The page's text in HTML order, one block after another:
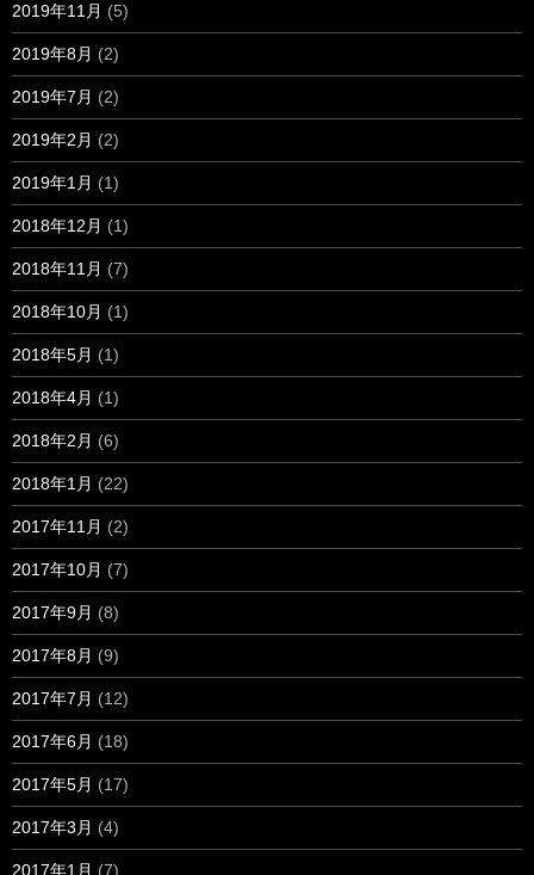
2019年11月 (5)
2019年8月 (2)
2019年7月 (2)
2019年2月 (2)
2019年1月 (1)
2018年12月 (1)
2018年11月 (7)
2018年10月 (1)
2018年5月 (1)
2018年4月 (1)
2018年2月 (6)
2018年1月 (22)
2017年11月 (2)
2017年10月 (7)
2017年9月 (8)
2017年8月 (9)
2017年7月 (12)
2017年6月 (18)
2017年5月 (17)
2017年3月 (4)
2017年1月 (7)